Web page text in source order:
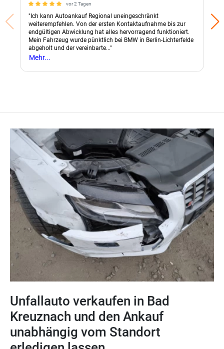
vor 2 Tagen
"Ich kann Autoankauf Regional uneingeschränkt
weiterempfehlen. Von der ersten Kontaktaufnahme bis zur
endgültigen Abwicklung hat alles hervorragend funktioniert.
Mein Fahrzeug wurde pünktlich bei BMW in Berlin-Lichterfelde
abgeholt und der vereinbarte..."
Mehr...
Unfallauto verkaufen in Bad
Kreuznach und den Ankauf
unabhängig vom Standort